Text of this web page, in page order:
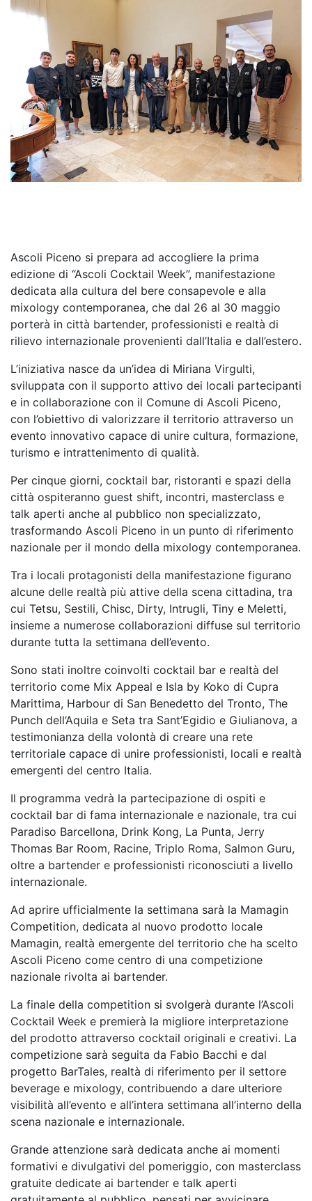
Ascoli Piceno si prepara ad accogliere la prima
edizione di “Ascoli Cocktail Week”, manifestazione
dedicata alla cultura del bere consapevole e alla
mixology contemporanea, che dal 26 al 30 maggio
porterà in città bartender, professionisti e realtà di
rilievo internazionale provenienti dall’Italia e dall’estero.
L’iniziativa nasce da un’idea di Miriana Virgulti,
sviluppata con il supporto attivo dei locali partecipanti
e in collaborazione con il Comune di Ascoli Piceno,
con l’obiettivo di valorizzare il territorio attraverso un
evento innovativo capace di unire cultura, formazione,
turismo e intrattenimento di qualità.
Per cinque giorni, cocktail bar, ristoranti e spazi della
città ospiteranno guest shift, incontri, masterclass e
talk aperti anche al pubblico non specializzato,
trasformando Ascoli Piceno in un punto di riferimento
nazionale per il mondo della mixology contemporanea.
Tra i locali protagonisti della manifestazione figurano
alcune delle realtà più attive della scena cittadina, tra
cui Tetsu, Sestili, Chisc, Dirty, Intrugli, Tiny e Meletti,
insieme a numerose collaborazioni diffuse sul territorio
durante tutta la settimana dell’evento.
Sono stati inoltre coinvolti cocktail bar e realtà del
territorio come Mix Appeal e Isla by Koko di Cupra
Marittima, Harbour di San Benedetto del Tronto, The
Punch dell’Aquila e Seta tra Sant’Egidio e Giulianova, a
testimonianza della volontà di creare una rete
territoriale capace di unire professionisti, locali e realtà
emergenti del centro Italia.
Il programma vedrà la partecipazione di ospiti e
cocktail bar di fama internazionale e nazionale, tra cui
Paradiso Barcellona, Drink Kong, La Punta, Jerry
Thomas Bar Room, Racine, Triplo Roma, Salmon Guru,
oltre a bartender e professionisti riconosciuti a livello
internazionale.
Ad aprire ufficialmente la settimana sarà la Mamagin
Competition, dedicata al nuovo prodotto locale
Mamagin, realtà emergente del territorio che ha scelto
Ascoli Piceno come centro di una competizione
nazionale rivolta ai bartender.
La finale della competition si svolgerà durante l’Ascoli
Cocktail Week e premierà la migliore interpretazione
del prodotto attraverso cocktail originali e creativi. La
competizione sarà seguita da Fabio Bacchi e dal
progetto BarTales, realtà di riferimento per il settore
beverage e mixology, contribuendo a dare ulteriore
visibilità all’evento e all’intera settimana all’interno della
scena nazionale e internazionale.
Grande attenzione sarà dedicata anche ai momenti
formativi e divulgativi del pomeriggio, con masterclass
gratuite dedicate ai bartender e talk aperti